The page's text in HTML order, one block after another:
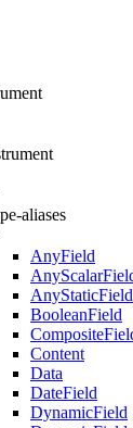
aliases
AnyField
AnyStaticField
BooleanField
Content
Data
DateField
DynamicField